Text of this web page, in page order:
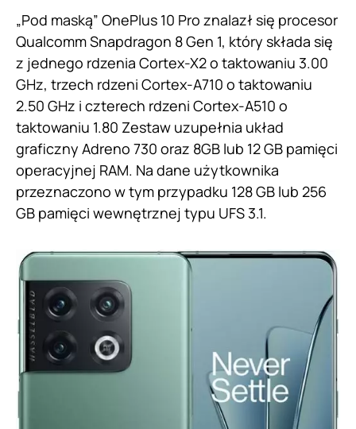
„Pod maską” OnePlus 10 Pro znalazł się procesor
Qualcomm Snapdragon 8 Gen 1, który składa się
z jednego rdzenia Cortex-X2 o taktowaniu 3.00
GHz, trzech rdzeni Cortex-A710 o taktowaniu
2.50 GHz i czterech rdzeni Cortex-A510 o
taktowaniu 1.80 Zestaw uzupełnia układ
graficzny Adreno 730 oraz 8GB lub 12 GB pamięci
operacyjnej RAM. Na dane użytkownika
przeznaczono w tym przypadku 128 GB lub 256
GB pamięci wewnętrznej typu UFS 3.1.